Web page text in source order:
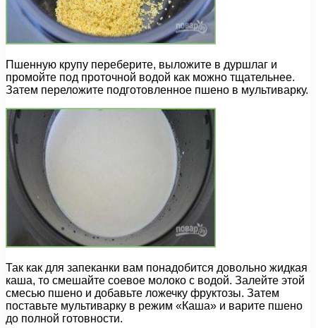
Пшенную крупу переберите, выложите в дуршлаг и
промойте под проточной водой как можно тщательнее.
Затем переложите подготовленное пшено в мультиварку.
Так как для запеканки вам понадобится довольно жидкая
каша, то смешайте соевое молоко с водой. Залейте этой
смесью пшено и добавьте ложечку фруктозы. Затем
поставьте мультиварку в режим «Каша» и варите пшено
до полной готовности.